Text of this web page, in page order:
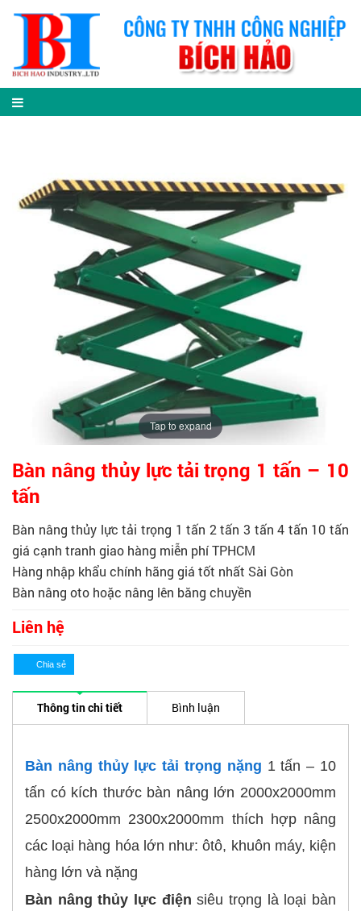
Tap to expand
Bàn nâng thủy lực tải trọng 1 tấn – 10
tấn
Bàn nâng thủy lực tải trọng 1 tấn 2 tấn 3 tấn 4 tấn 10 tấn
giá cạnh tranh giao hàng miễn phí TPHCM
Hàng nhập khẩu chính hãng giá tốt nhất Sài Gòn
Bàn nâng oto hoặc nâng lên băng chuyền
Liên hệ
Thông tin chi tiết Bình luận
Bàn nâng thủy lực tải trọng nặng 1 tấn – 10
tấn có kích thước bàn nâng lớn 2000x2000mm
2500x2000mm 2300x2000mm thích hợp nâng
các loại hàng hóa lớn như: ôtô, khuôn máy, kiện
hàng lớn và nặng
Bàn nâng thủy lực điện siêu trọng là loại bàn